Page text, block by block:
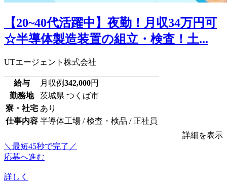
【20~40代活躍中】夜勤！月収34万円可
☆半導体製造装置の組立・検査！土...
UTエージェント株式会社
給与 月収例342,000円
勤務地
茨城県 つくば市
寮・社宅 あり
仕事内容 半導体工場 / 検査・検品 / 正社員
詳細を表示
＼最短45秒で完了／
応募へ進む
詳しく